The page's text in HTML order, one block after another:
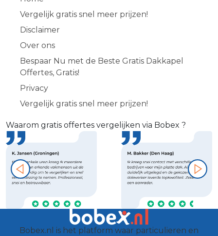
Vergelijk gratis snel meer prijzen!
Disclaimer
Over ons
Bespaar Nu met de Beste Gratis Dakkapel
Offertes, Gratis!
Privacy
Vergelijk gratis snel meer prijzen!
Waarom gratis offertes vergelijken via Bobex ?
Bobex.nl is het platform waar particulieren en